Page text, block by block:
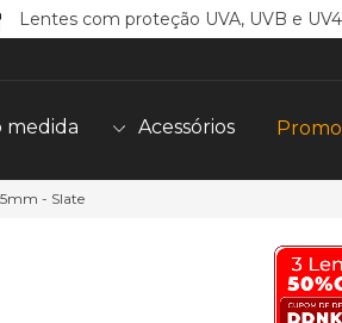
Lentes com proteção UVA, UVB e
medida Acessórios
- Slate